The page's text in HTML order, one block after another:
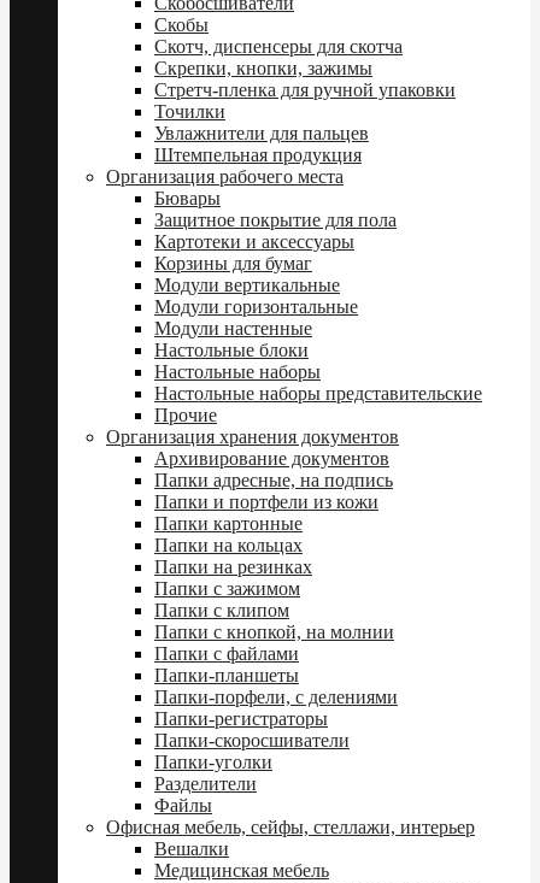
Скобы
Скотч, диспенсеры для скотча
Скрепки, кнопки, зажимы
Стретч-пленка для ручной упаковки
Точилки
Увлажнители для пальцев
Штемпельная продукция
Организация рабочего места
Бювары
Защитное покрытие для пола
Картотеки и аксессуары
Корзины для бумаг
Модули вертикальные
Модули горизонтальные
Модули настенные
Настольные блоки
Настольные наборы
Настольные наборы представительские
Прочие
Организация хранения документов
Архивирование документов
Папки адресные, на подпись
Папки и портфели из кожи
Папки картонные
Папки на кольцах
Папки на резинках
Папки с зажимом
Папки с клипом
Папки с кнопкой, на молнии
Папки с файлами
Папки-планшеты
Папки-порфели, с делениями
Папки-регистраторы
Папки-скоросшиватели
Папки-уголки
Разделители
Файлы
Офисная мебель, сейфы, стеллажи, интерьер
Вешалки
Медицинская мебель